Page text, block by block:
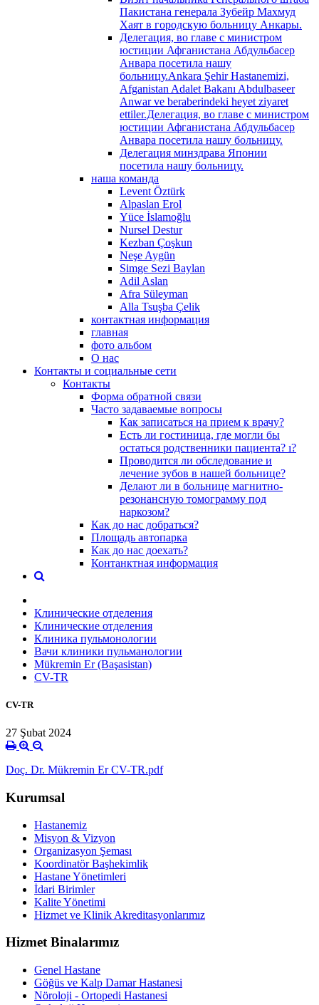
Пакистана генерала Зубейр Махмуд
Хаят в городскую больницу Анкары.
Делегация, во главе с министром
юстиции Афганистана Абдульбасер
Анвара посетила нашу
больницу.Ankara Şehir Hastanemizi,
Afganistan Adalet Bakanı Abdulbaseer
Anwar ve beraberindeki heyet ziyaret
ettiler.Делегация, во главе с министром
юстиции Афганистана Абдульбасер
Анвара посетила нашу больницу.
Делегация минздрава Японии
посетила нашу больницу.
наша команда
Levent Öztürk
Alpaslan Erol
Yüce İslamoğlu
Nursel Destur
Kezban Çoşkun
Neşe Aygün
Simge Sezi Baylan
Adil Aslan
Afra Süleyman
Alla Tsuşba Çelik
контактная информация
главная
фото альбом
О нас
Контакты и социальные сети
Контакты
Форма обратной связи
Часто задаваемые вопросы
Как записаться на прием к врачу?
Есть ли гостиница, где могли бы
остаться родственники пациента? ı?
Проводится ли обследование и
лечение зубов в нашей больнице?
Делают ли в больнице магнитно-
резонансную томограмму под
наркозом?
Как до нас добраться?
Площадь автопарка
Как до нас доехать?
Контанктная информация
Клинические отделения
Клинические отделения
Клиника пульмонологии
Вачи клиники пульманологии
Mükremin Er (Başasistan)
CV-TR
CV-TR
27 Şubat 2024
Doç. Dr. Mükremin Er CV-TR.pdf
Kurumsal
Hastanemiz
Misyon & Vizyon
Organizasyon Şeması
Koordinatör Başhekimlik
Hastane Yönetimleri
İdari Birimler
Kalite Yönetimi
Hizmet ve Klinik Akreditasyonlarımız
Hizmet Binalarımız
Genel Hastane
Göğüs ve Kalp Damar Hastanesi
Nöroloji - Ortopedi Hastanesi